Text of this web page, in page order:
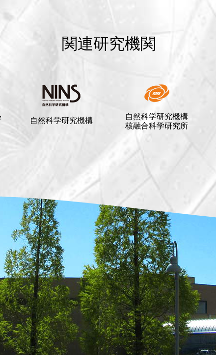
関連研究機関
自然科学研究機構
自然科学研究機構
核融合科学研究所